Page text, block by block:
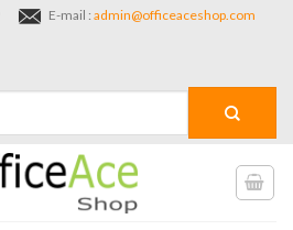
E-mail : admin@officeaceshop.com